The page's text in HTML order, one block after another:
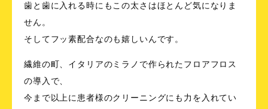
歯と歯に入れる時にもこの太さはほとんど気になりま
せん。
そしてフッ素配合なのも嬉しいんです。
繊維の町、イタリアのミラノで作られたフロアフロス
の導入で、
今まで以上に患者様のクリーニングにも力を入れてい